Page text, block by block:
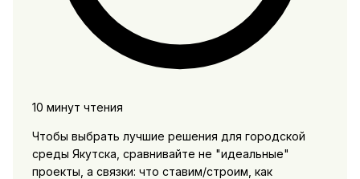
10 минут чтения
Чтобы выбрать лучшие решения для городской
среды Якутска, сравнивайте не "идеальные"
проекты, а связки: что ставим/строим, как